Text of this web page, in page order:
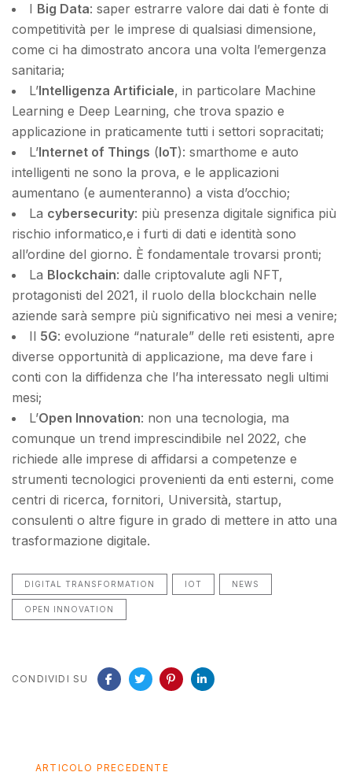
I Big Data: saper estrarre valore dai dati è fonte di
competitività per le imprese di qualsiasi dimensione,
come ci ha dimostrato ancora una volta l’emergenza
sanitaria;
L’Intelligenza Artificiale, in particolare Machine
Learning e Deep Learning, che trova spazio e
applicazione in praticamente tutti i settori sopracitati;
L’Internet of Things (IoT): smarthome e auto
intelligenti ne sono la prova, e le applicazioni
aumentano (e aumenteranno) a vista d’occhio;
La cybersecurity: più presenza digitale significa più
rischio informatico,e i furti di dati e identità sono
all’ordine del giorno. È fondamentale trovarsi pronti;
La Blockchain: dalle criptovalute agli NFT,
protagonisti del 2021, il ruolo della blockchain nelle
aziende sarà sempre più significativo nei mesi a venire;
Il 5G: evoluzione “naturale” delle reti esistenti, apre
diverse opportunità di applicazione, ma deve fare i
conti con la diffidenza che l’ha interessato negli ultimi
mesi;
L’Open Innovation: non una tecnologia, ma
comunque un trend imprescindibile nel 2022, che
richiede alle imprese di affidarsi a competenze e
strumenti tecnologici provenienti da enti esterni, come
centri di ricerca, fornitori, Università, startup,
consulenti o altre figure in grado di mettere in atto una
trasformazione digitale.
DIGITAL TRANSFORMATION IOT NEWS
OPEN INNOVATION
CONDIVIDI SU
Articolo
ARTICOLO PRECEDENTE